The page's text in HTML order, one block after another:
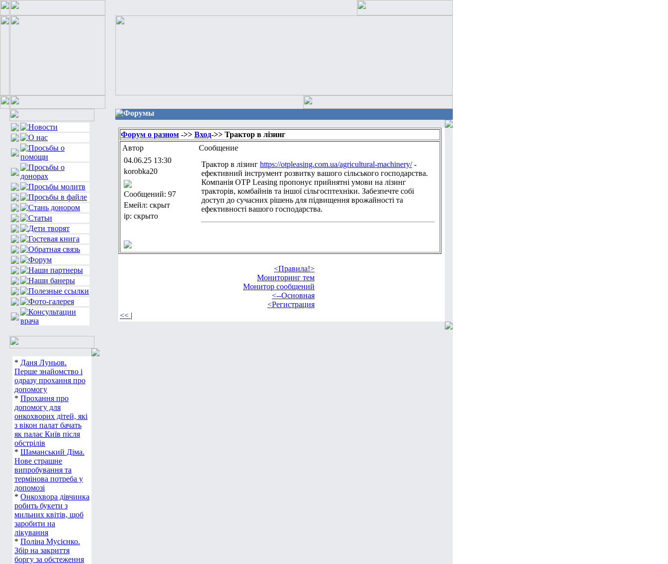
* Даня Луньов.
Перше знайомство і
одразу прохання про
допомогу
* Прохання про
допомогу для
онкохворих дітей, які
з вікон палат бачать
як палає Київ після
обстрілів
* Шаманський Діма.
Нове страшне
випробування та
термінова потреба у
допомозі
* Онкохвора дівчинка
робить букети з
мильних квітів, щоб
заробити на
лікування
* Поліна Мусієнко.
Збір на закриття
боргу за обстеження
Форумы
Форум о разном ->> Вход->> Трактор в лізинг
Автор
Сообщение
04.06.25 13:30
korobka20
Сообщений: 97
Емейл: скрыт
ip: скрыто
Трактор в лізинг https://otpleasing.com.ua/agricultural-machinery/-
ефективний інструмент розвитку вашого сільського господарства.
Компанія ОТР Leasing пропонує прийнятні умови на лізинг
тракторів, комбайнів та іншої сільгосптехніки. Забезпечте собі
доступ до сучасних рішень для підвищення врожайності та
ефективності вашого господарства.
<Правила!>
Мониторинг тем
Монитор сообщений
<--Основная
<Регистрация
<< |